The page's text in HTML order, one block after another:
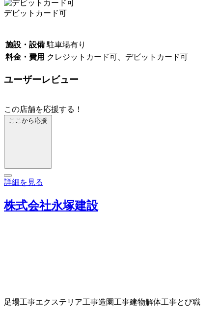
デビットカード可
施設・設備 駐車場有り
料金・費用 クレジットカード可、デビットカード可
ユーザーレビュー
この店舗を応援する！
ここから応援
詳細を見る
株式会社永塚建設
足場工事エクステリア工事造園工事建物解体工事とび職